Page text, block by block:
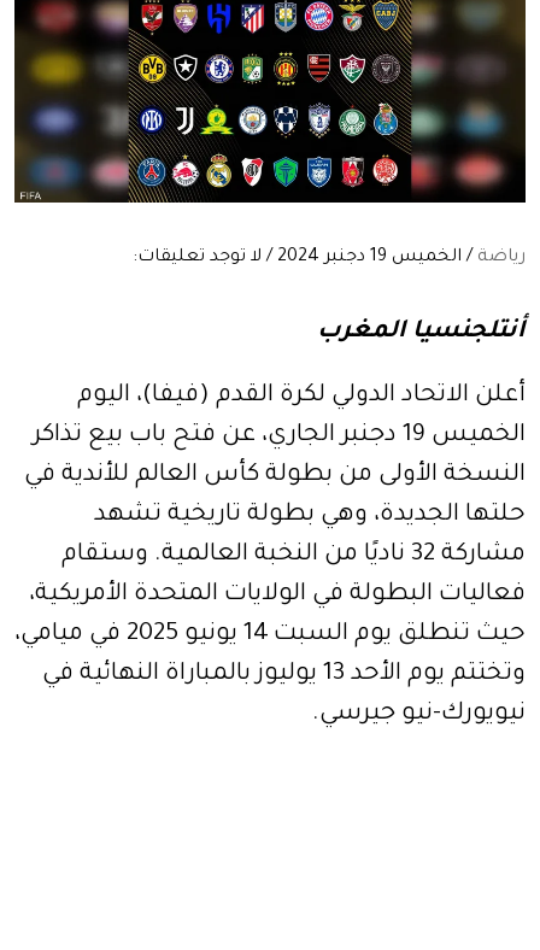
رياضة / الخميس 19 دجنبر 2024 / لا توجد تعليقات:
أنتلجنسيا المغرب
أعلن الاتحاد الدولي لكرة القدم (فيفا)، اليوم
الخميس 19 دجنبر الجاري، عن فتح باب بيع تذاكر
النسخة الأولى من بطولة كأس العالم للأندية في
حلتها الجديدة، وهي بطولة تاريخية تشهد
مشاركة 32 ناديًا من النخبة العالمية. وستقام
فعاليات البطولة في الولايات المتحدة الأمريكية،
حيث تنطلق يوم السبت 14 يونيو 2025 في ميامي،
وتختتم يوم الأحد 13 يوليوز بالمباراة النهائية في
نيويورك-نيو جيرسي.